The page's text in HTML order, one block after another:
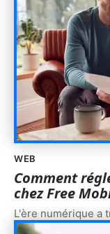
WEB
Comment
chez Free
L'ère numérique a